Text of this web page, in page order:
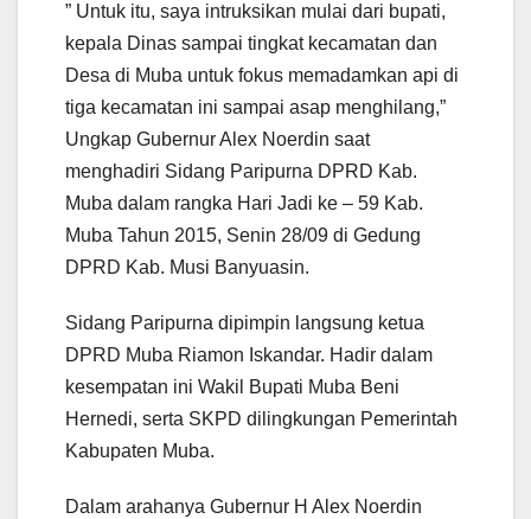
” Untuk itu, saya intruksikan mulai dari bupati,
kepala Dinas sampai tingkat kecamatan dan
Desa di Muba untuk fokus memadamkan api di
tiga kecamatan ini sampai asap menghilang,”
Ungkap Gubernur Alex Noerdin saat
menghadiri Sidang Paripurna DPRD Kab.
Muba dalam rangka Hari Jadi ke – 59 Kab.
Muba Tahun 2015, Senin 28/09 di Gedung
DPRD Kab. Musi Banyuasin.
Sidang Paripurna dipimpin langsung ketua
DPRD Muba Riamon Iskandar. Hadir dalam
kesempatan ini Wakil Bupati Muba Beni
Hernedi, serta SKPD dilingkungan Pemerintah
Kabupaten Muba.
Dalam arahanya Gubernur H Alex Noerdin